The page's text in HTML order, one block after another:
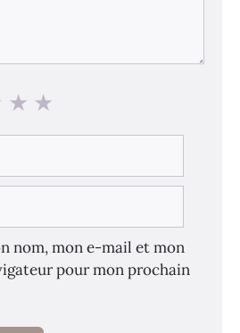
★
★
nom, mon e-mail et mon
pour mon prochain